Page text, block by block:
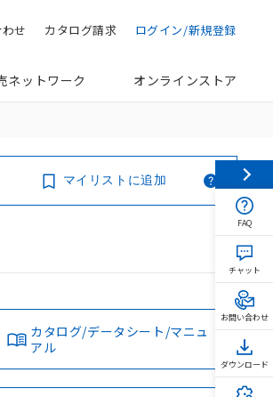
ログイン/新規登録
カタログ請求
せ
ネットワーク オンラインストア
マイリストに追加
カタログ/データシート/マニュ
アル
FAQ
チャット
お問い合わせ
ダウンロード